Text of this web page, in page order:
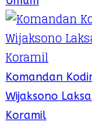
Komandan
Wijaksono
Koramil